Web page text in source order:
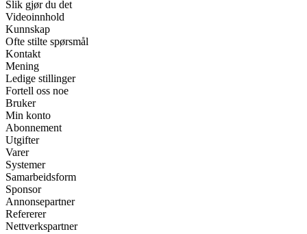
Slik gjør du det
Videoinnhold
Kunnskap
Ofte stilte spørsmål
Kontakt
Mening
Ledige stillinger
Fortell oss noe
Bruker
Min konto
Abonnement
Utgifter
Varer
Systemer
Samarbeidsform
Sponsor
Annonsepartner
Refererer
Nettverkspartner